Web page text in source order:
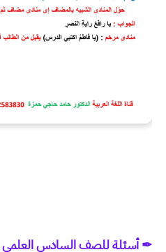
✒ أسئلة للصف السادسالعلمي